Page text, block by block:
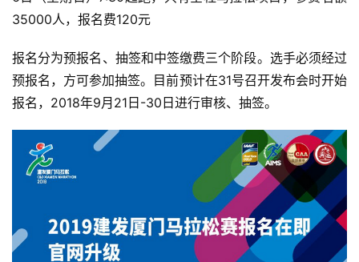
35000人，报名费120元
报名分为预报名、抽签和中签缴费三个阶段。选手必须经过
预报名，方可参加抽签。目前预计在31号召开发布会时开始
报名，2018年9月21日-30日进行审核、抽签。